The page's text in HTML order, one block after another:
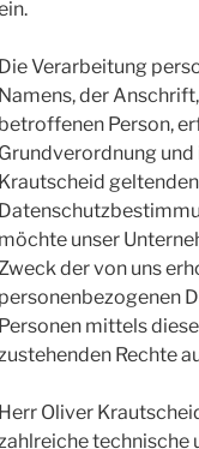
Die Verarbeitung
Namens, der
betroffenen Person,
Grundverordnung
Krautscheid
möchte unser
der von uns
personenbezogenen
Personen mittels
Rechte
Herr Oliver
technische